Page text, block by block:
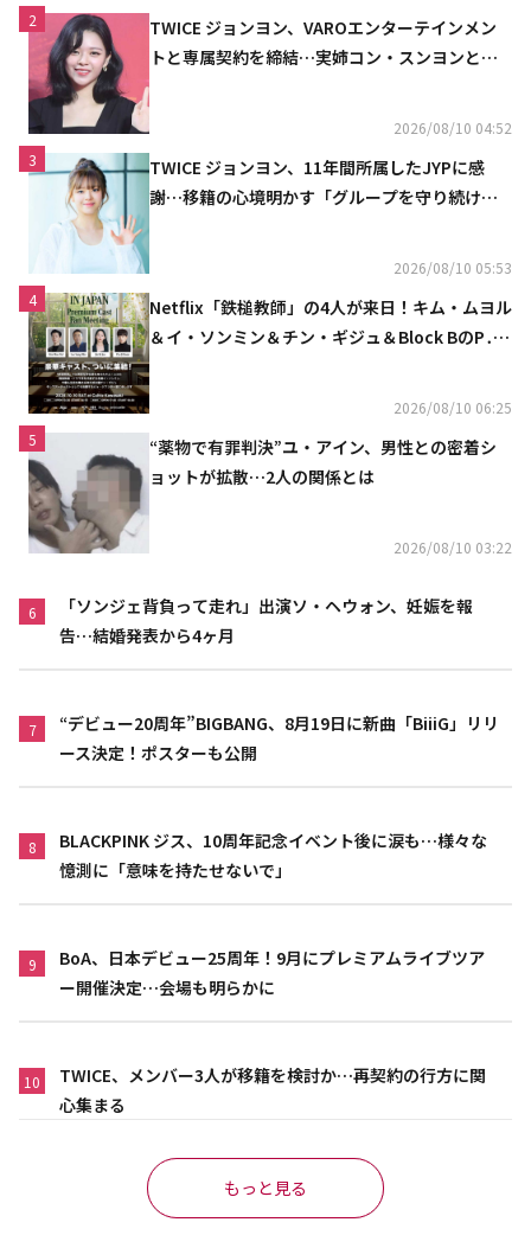
2
TWICE ジョンヨン、VAROエンターテインメン
トと専属契約を締結…実姉コン・スンヨンと同
2026/08/10 04:52
3
TWICE ジョンヨン、11年間所属したJYPに感
謝…移籍の心境明かす「グループを守り続け
2026/08/10 05:53
4
Netflix「鉄槌教師」の4人が来日！キム・ムヨル
＆イ・ソンミン＆チン・ギジュ＆Block BのP․
2026/08/10 06:25
5
“薬物で有罪判決”ユ・アイン、男性との密着シ
ョットが拡散…2人の関係とは
2026/08/10 03:22
6
「ソンジェ背負って走れ」出演ソ・ヘウォン、妊娠を報
告…結婚発表から4ヶ月
7
“デビュー20周年”BIGBANG、8月19日に新曲「BiiiG」リリ
ース決定！ポスターも公開
8
BLACKPINK ジス、10周年記念イベント後に涙も…様々な
憶測に「意味を持たせないで」
9
BoA、日本デビュー25周年！9月にプレミアムライブツア
ー開催決定…会場も明らかに
10
TWICE、メンバー3人が移籍を検討か…再契約の行方に関
心集まる
もっと見る